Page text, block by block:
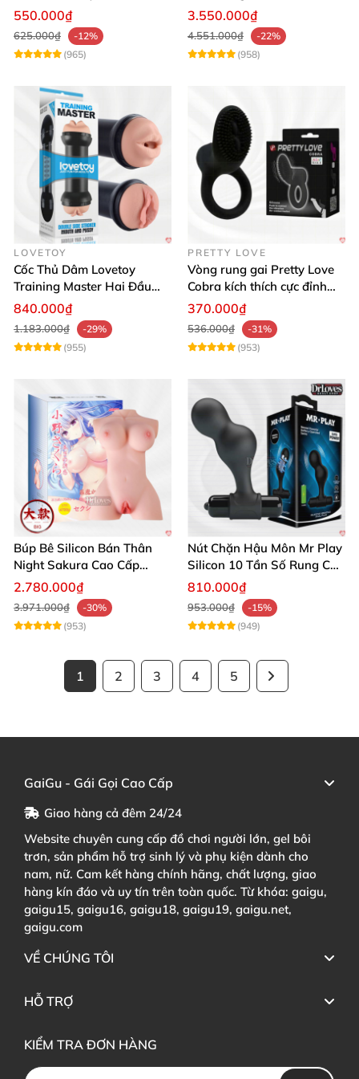
Đỉnh Cao
550.000₫
625.000₫
-12%
(965)
Thật, App Điều Khiển
3.550.000₫
4.551.000₫
-22%
(958)
LOVETOY
Cốc Thủ Dâm Lovetoy
Training Master Hai Đầu
Siêu Thật, Tăng Khoái Cảm
840.000₫
1.183.000₫
-29%
(955)
PRETTY LOVE
Vòng rung gai Pretty Love
Cobra kích thích cực đỉnh
trải nghiệm
370.000₫
536.000₫
-31%
(953)
Búp Bê Silicon Bán Thân
Night Sakura Cao Cấp
Rung Đa Chức Năng
2.780.000₫
3.971.000₫
-30%
(953)
Nút Chặn Hậu Môn Mr Play
Silicon 10 Tần Số Rung Cao
Cấp
810.000₫
953.000₫
-15%
(949)
1 2 3 4 5
GaiGu - Gái Gọi Cao Cấp
Giao hàng cả đêm 24/24
Website chuyên cung cấp đồ chơi người lớn, gel bôi
trơn, sản phẩm hỗ trợ sinh lý và phụ kiện dành cho
nam, nữ. Cam kết hàng chính hãng, chất lượng, giao
hàng kín đáo và uy tín trên toàn quốc. Từ khóa: gaigu,
gaigu15, gaigu16, gaigu18, gaigu19, gaigu.net,
gaigu.com
VỀ CHÚNG TÔI
HỖ TRỢ
KIỂM TRA ĐƠN HÀNG